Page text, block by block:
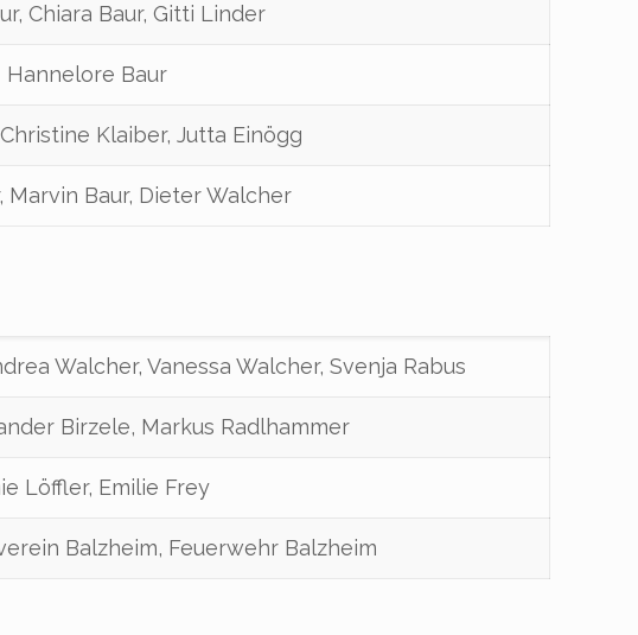
Chiara Baur, Gitti Linder
Hannelore Baur
Klaiber, Jutta Einögg
Marvin Baur, Dieter Walcher
Walcher, Vanessa Walcher, Svenja Rabus
Birzele, Markus Radlhammer
Löffler, Emilie Frey
Balzheim, Feuerwehr Balzheim